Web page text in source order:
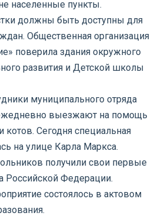
населенные пункты.
должны быть доступны для
Общественная организация
поверила здания окружного
развития и Детской школы
муниципального отряда
выезжают на помощь
Сегодня специальная
на улице Карла Маркса.
получили свои первые
Российской Федерации.
состоялось в актовом